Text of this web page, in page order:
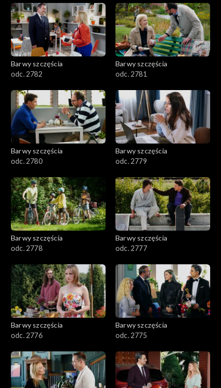
Barwy szczęścia
odc. 2782
Barwy szczęścia
odc. 2781
Barwy szczęścia
odc. 2780
Barwy szczęścia
odc. 2779
Barwy szczęścia
odc. 2778
Barwy szczęścia
odc. 2777
Barwy szczęścia
odc. 2776
Barwy szczęścia
odc. 2775